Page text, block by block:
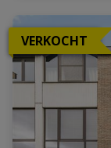
VERKOCHT